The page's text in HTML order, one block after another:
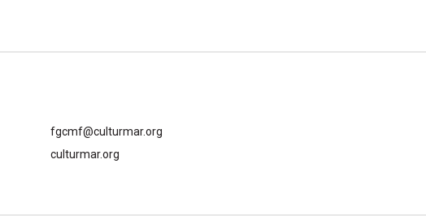
fgcmf@culturmar.org
culturmar.org